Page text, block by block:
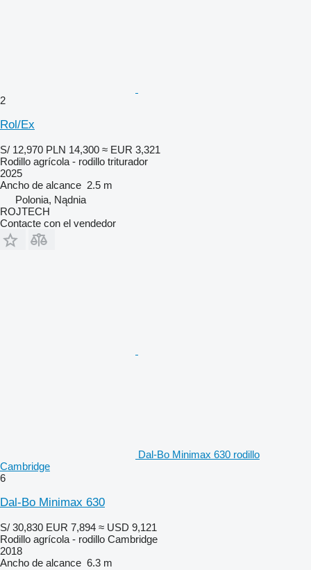
2
Rol/Ex
S/ 12,970 PLN 14,300 ≈ EUR 3,321
Rodillo agrícola - rodillo triturador
2025
Ancho de alcance 2.5 m
Polonia, Nądnia
ROJTECH
Contacte con el vendedor
Dal-Bo Minimax 630 rodillo
Cambridge
6
Dal-Bo Minimax 630
S/ 30,830 EUR 7,894 ≈ USD 9,121
Rodillo agrícola - rodillo Cambridge
2018
Ancho de alcance 6.3 m